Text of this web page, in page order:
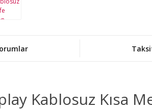
Kablosuz Kısa